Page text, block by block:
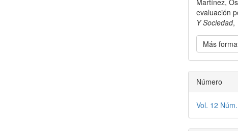
Martínez,
evaluación
Y Sociedad,
Más
Número
Vol. 12